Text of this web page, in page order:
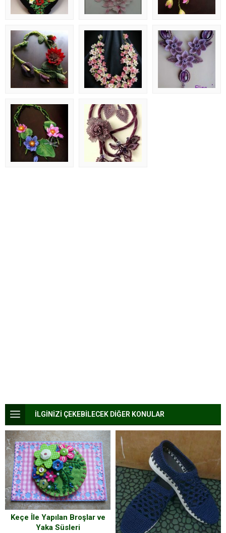
İLGİNİZİ ÇEKEBİLECEK DİĞER KONULAR
Keçe İle Yapılan Broşlar ve
Yaka Süsleri